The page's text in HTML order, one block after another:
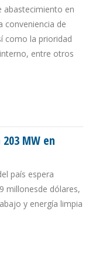
abastecimiento en
conveniencia de
como la prioridad
entre otros
MW en
país espera
millonesde dólares,
y energía limpia